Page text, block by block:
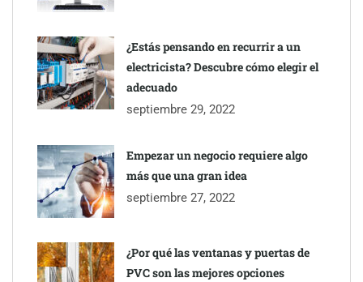
¿Estás pensando en recurrir a un
electricista? Descubre cómo elegir el
adecuado
septiembre 29, 2022
Empezar un negocio requiere algo
más que una gran idea
septiembre 27, 2022
¿Por qué las ventanas y puertas de
PVC son las mejores opciones